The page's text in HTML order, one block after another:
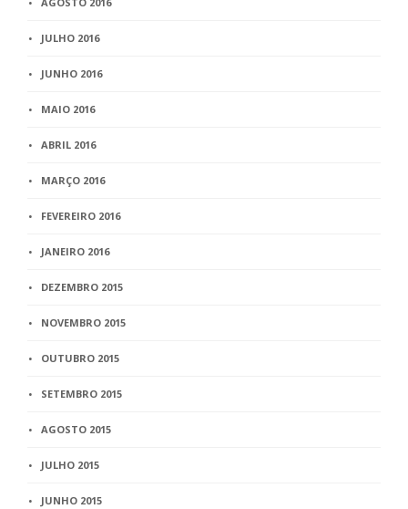
JULHO 2016
JUNHO 2016
MAIO 2016
ABRIL 2016
MARÇO 2016
FEVEREIRO 2016
JANEIRO 2016
DEZEMBRO 2015
NOVEMBRO 2015
OUTUBRO 2015
SETEMBRO 2015
AGOSTO 2015
JULHO 2015
JUNHO 2015